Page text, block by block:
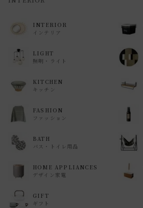
INTERIOR
インテリア
LIGHT
照明・ライト
KITCHEN
キッチン
FASHION
ファッション
BATH
バス・トイレ用品
HOME APPLIANCES
デザイン家電
GIFT
ギフト